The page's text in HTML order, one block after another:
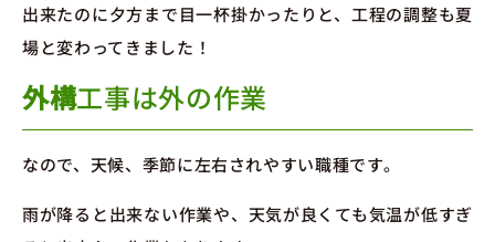
出来たのに夕方まで目一杯掛かったりと、工程の調整も夏
場と変わってきました！
外構工事は外の作業
なので、天候、季節に左右されやすい職種です。
雨が降ると出来ない作業や、天気が良くても気温が低すぎ